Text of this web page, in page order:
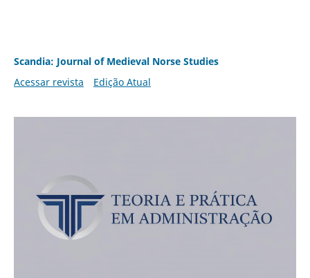
Scandia: Journal of Medieval Norse Studies
Acessar revista
Edição Atual